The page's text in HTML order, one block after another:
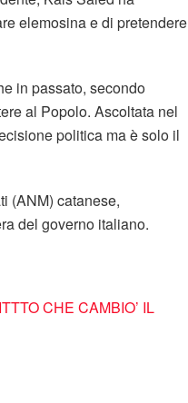
elemosina e di pretendere
in passato, secondo
al Popolo. Ascoltata nel
politica ma è solo il
(ANM) catanese,
del governo italiano.
CHE CAMBIO’ IL